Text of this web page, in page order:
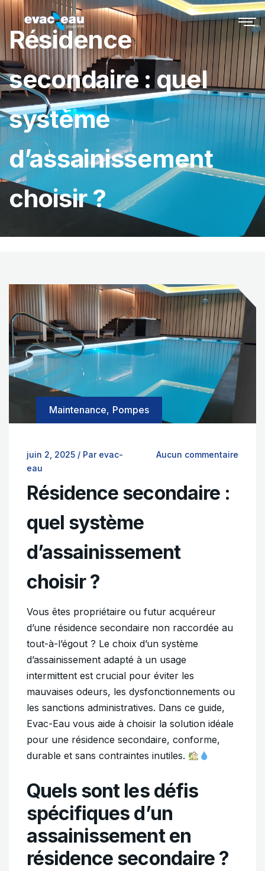
Résidence
secondaire : quel
système
d’assainissement
choisir ?
Maintenance, Pompes
juin 2, 2025 / Par evac-
eau
Aucun commentaire
Résidence secondaire :
quel système
d’assainissement
choisir ?
Vous êtes propriétaire ou futur acquéreur
d’une résidence secondaire non raccordée au
tout-à-l’égout ? Le choix d’un système
d’assainissement adapté à un usage
intermittent est crucial pour éviter les
mauvaises odeurs, les dysfonctionnements ou
les sanctions administratives. Dans ce guide,
Evac-Eau vous aide à choisir la solution idéale
pour une résidence secondaire, conforme,
durable et sans contraintes inutiles.
Quels sont les défis
spécifiques d’un
assainissement en
résidence secondaire ?